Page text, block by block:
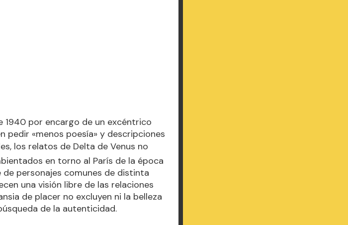
1940 por encargo de un excéntrico
pedir «menos poesía» y descripciones
los relatos de Delta de Venus no
en torno al París de la época
personajes comunes de distinta
una visión libre de las relaciones
de placer no excluyen ni la belleza
de la autenticidad.